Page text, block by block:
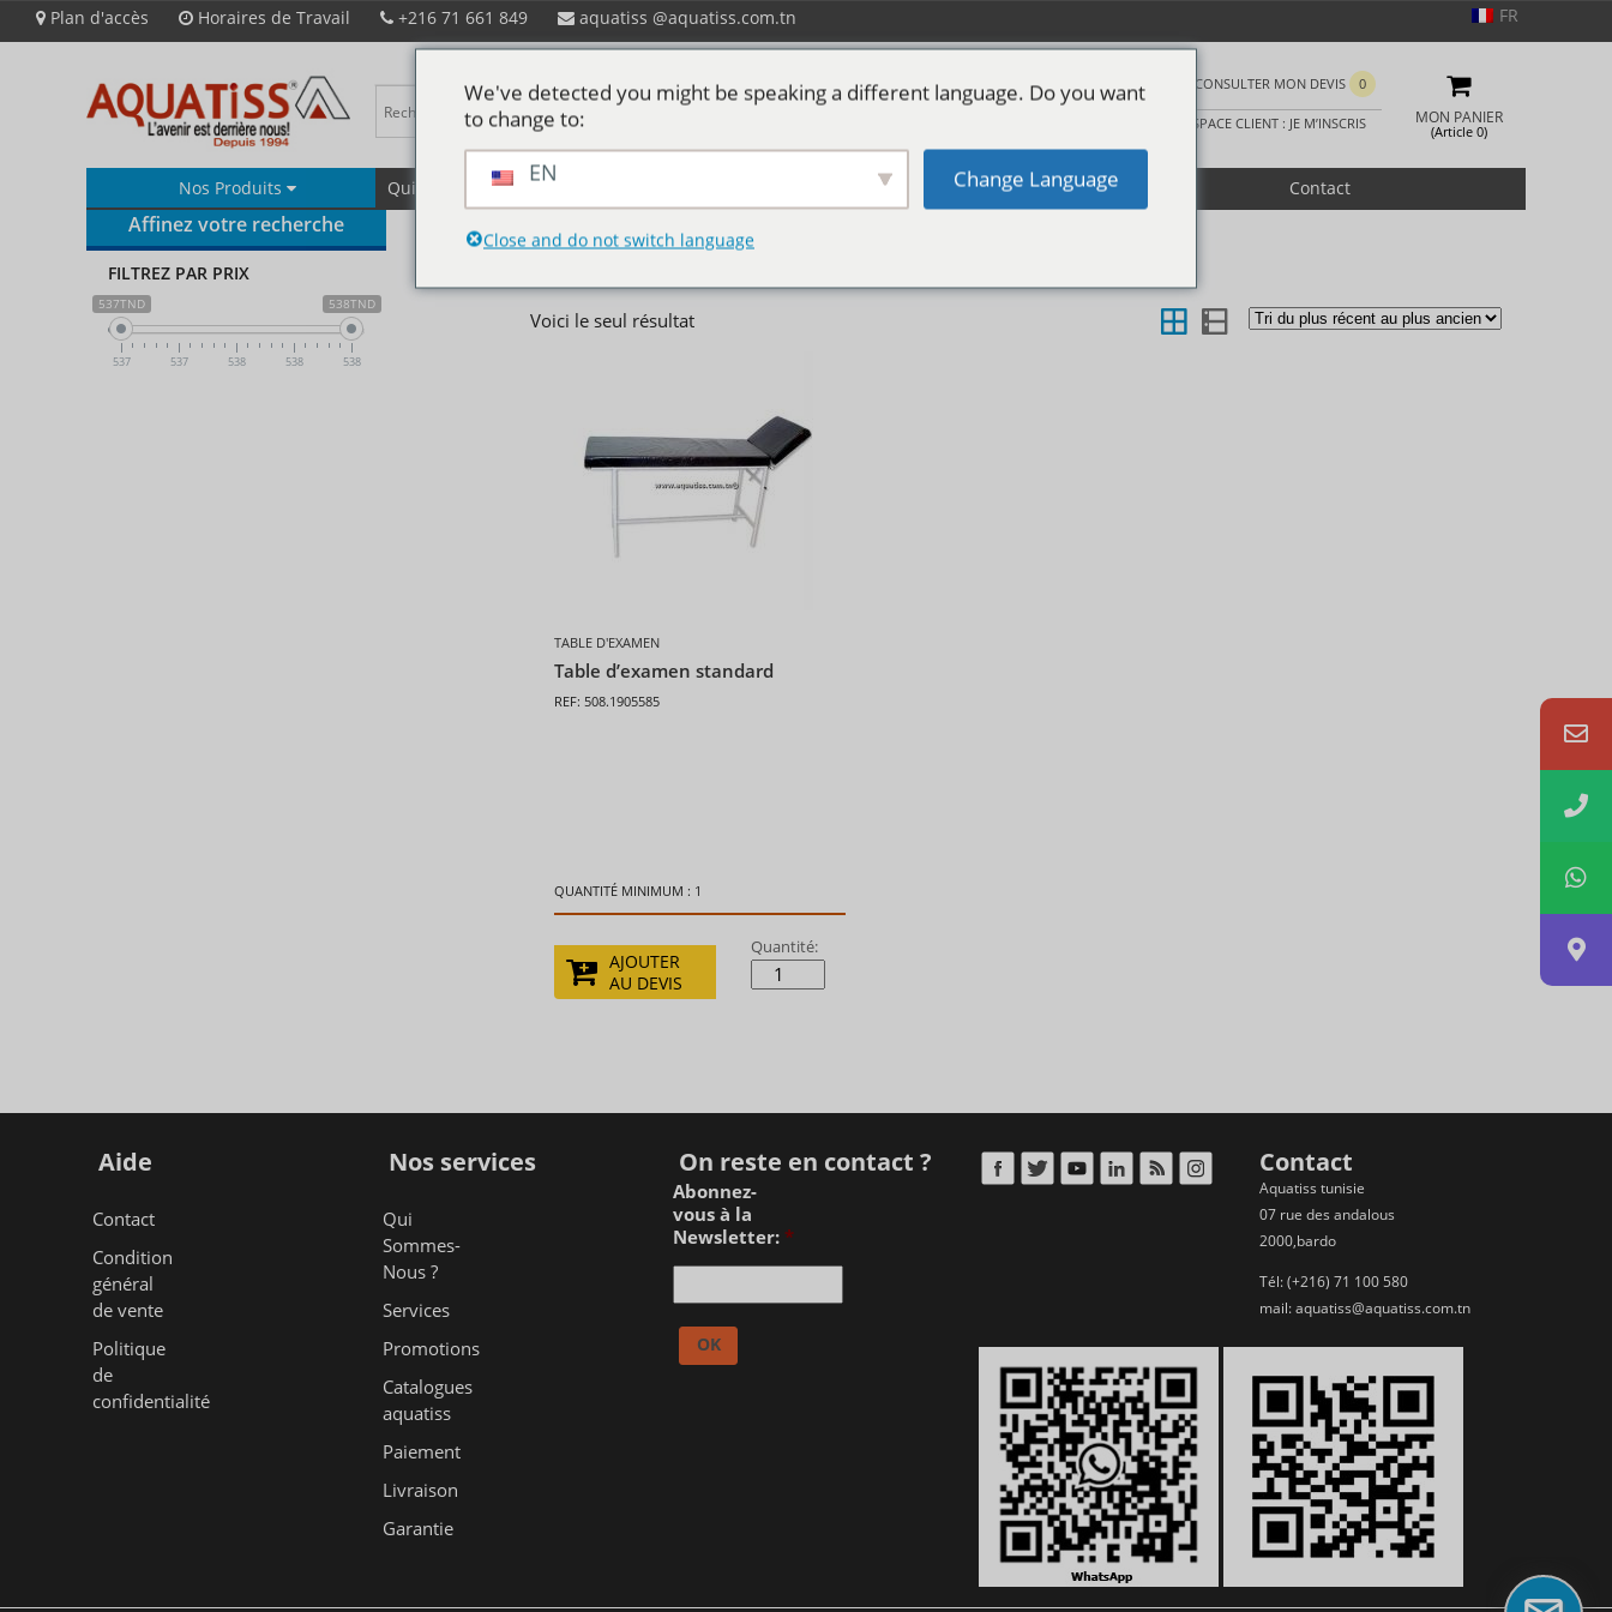
Plan d'accès Horaires de Travail +216 71 661 849 aquatiss aquatiss.com.tn
Nos Produits Qui Sommes-Nous ? Services Promotion Contact
CONSULTER MON DEVIS 0
ESPACE CLIENT : JE M’INSCRIS MON PANIER
(Article 0)
Table d'examen
Voici le seul résultat
TABLE D'EXAMEN
Table d’examen standard
REF: 508.1905585
QUANTITÉ MINIMUM : 1
Quantité:
AJOUTER
AU DEVIS
Affinez votre recherche
FILTREZ PAR PRIX
537TND 538TND
537 537 538 538 538
Aide
Contact
Condition
général
de vente
Politique
de
confidentialité
Nos services
Qui
Sommes-
Nous ?
Services
Promotions
Catalogues
aquatiss
Paiement
Livraison
Garantie
On reste en contact ?
Abonnez-
vous à la
Newsletter: *
Contact
Aquatiss tunisie
07 rue des andalous
2000,bardo
Tél: (+216) 71 100 580
mail:aquatiss@aquatiss.com.tn
FR
We've detected you might be speaking a different language. Do you want
to change to:
EN Change Language
Close and do not switch language